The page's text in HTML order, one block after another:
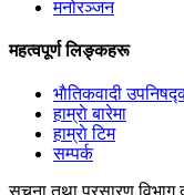
मनोरञ्जन
महत्वपूर्ण लिङ्कहरू
भाैतिकवादी
हाम्राे बारेमा
हाम्राे टिम
सम्पर्क
सूचना तथा प्रसारण